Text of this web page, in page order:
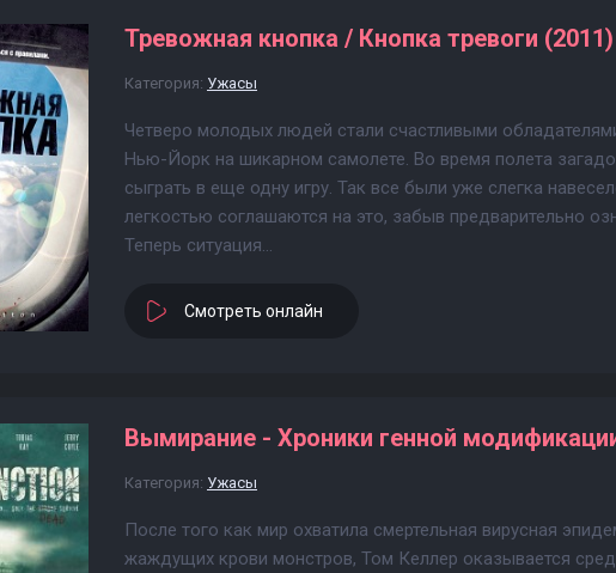
Тревожная кнопка / Кнопка тревоги (2011)
Категория: Ужасы
Четверо молодых людей стали счастливыми
Нью-Йорк на шикарном самолете. Во время полета
сыграть в еще одну игру. Так все были уже слегка
легкостью соглашаются на это, забыв предварительно
Теперь ситуация...
Смотреть онлайн
Вымирание - Хроники генной
Категория: Ужасы
После того как мир охватила смертельная вирусная
жаждущих крови монстров, Том Келлер оказывается